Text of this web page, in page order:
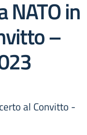
NATO in
–
al Convitto -